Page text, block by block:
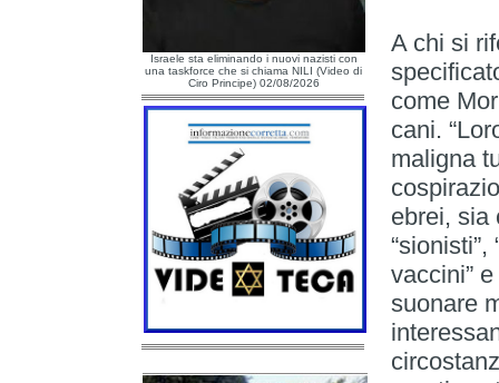
Israele sta eliminando i nuovi nazisti con
una taskforce che si chiama NILI (Video di
Ciro Principe) 02/08/2026
A chi si
come
cani.
maligna
ebrei, sia
vaccini”
suonare